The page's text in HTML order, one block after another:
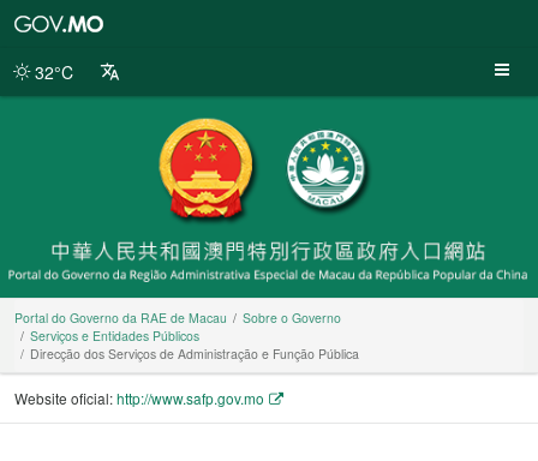
da
32°C
Portal do Governo da RAE de Macau
Sobre o Governo
Serviços e Entidades Públicos
Direcção dos Serviços de Administração e Função Pública
Website oficial:http://www.safp.gov.mo